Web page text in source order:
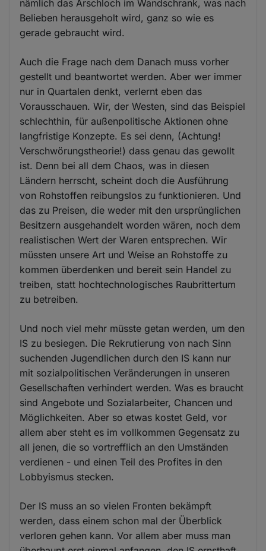
nämlich das Arschloch im Wandschrank, was nach
Belieben herausgeholt wird, ganz so wie es
gerade gebraucht wird.
Auch die Frage nach dem Danach muss vorher
gestellt und beantwortet werden. Aber wer immer
nur in Quartalen denkt, verlernt eben das
Vorausschauen. Wir, der Westen, sind das Beispiel
schlechthin, für außenpolitische Aktionen ohne
langfristige Konzepte. Es sei denn, (Achtung!
Verschwörungstheorie!) dass genau das gewollt
ist. Denn bei all dem Chaos, was in diesen
Ländern herrscht, scheint doch die Ausführung
von Rohstoffen reibungslos zu funktionieren. Und
das zu Preisen, die weder mit den ursprünglichen
Besitzern ausgehandelt worden wären, noch dem
realistischen Wert der Waren entsprechen. Wir
müssten unsere Art und Weise an Rohstoffe zu
kommen überdenken und bereit sein Handel zu
treiben, statt hochtechnologisches Raubrittertum
zu betreiben.
Und noch viel mehr müsste getan werden, um den
IS zu besiegen. Die Rekrutierung von nach Sinn
suchenden Jugendlichen durch den IS kann nur
mit sozialpolitischen Veränderungen in unseren
Gesellschaften verhindert werden. Was es braucht
sind Angebote und Sozialarbeiter, Chancen und
Möglichkeiten. Aber so etwas kostet Geld, vor
allem aber steht es im vollkommen Gegensatz zu
all jenen, die so vortrefflich an den Umständen
verdienen - und einen Teil des Profites in den
Lobbyismus stecken.
Der IS muss an so vielen Fronten bekämpft
werden, dass einem schon mal der Überblick
verloren gehen kann. Vor allem aber muss man